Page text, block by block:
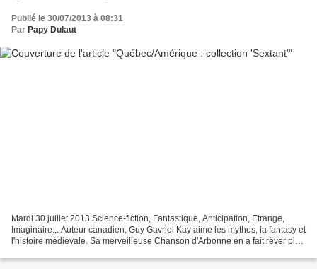
Publié le 30/07/2013 à 08:31
Par Papy Dulaut
Mardi 30 juillet 2013 Science-fiction, Fantastique, Anticipation, Etrange,
Imaginaire... Auteur canadien, Guy Gavriel Kay aime les mythes, la fantasy et
l'histoire médiévale. Sa merveilleuse Chanson d'Arbonne en a fait rêver plus